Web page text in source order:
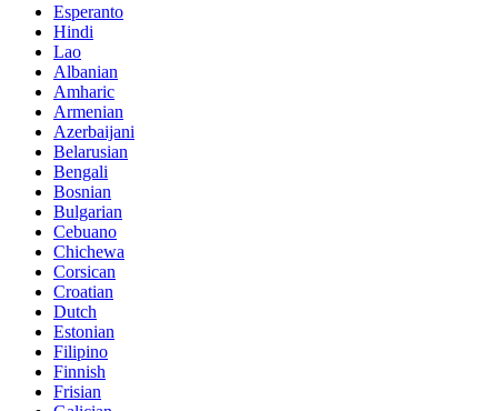
Esperanto
Hindi
Lao
Albanian
Amharic
Armenian
Azerbaijani
Belarusian
Bengali
Bosnian
Bulgarian
Cebuano
Chichewa
Corsican
Croatian
Dutch
Estonian
Filipino
Finnish
Frisian